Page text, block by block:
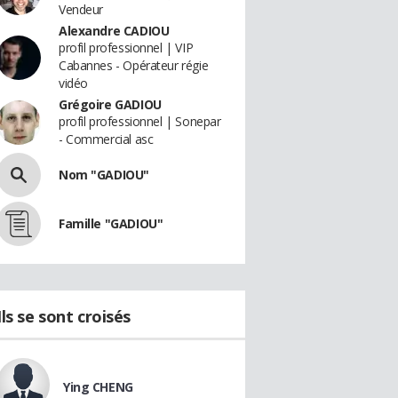
Vendeur
Alexandre CADIOU
profil professionnel | VIP
Cabannes - Opérateur régie
vidéo
Grégoire GADIOU
profil professionnel | Sonepar
- Commercial asc
Nom "GADIOU"
Famille "GADIOU"
se sont croisés
Ying CHENG